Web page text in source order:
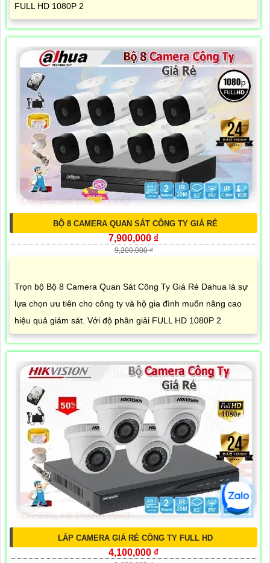
FULL HD 1080P 2
BỘ 8 CAMERA QUAN SÁT CÔNG TY GIÁ RẺ
7,900,000 ₫
9,200,000 ₫
Trọn bộ Bộ 8 Camera Quan Sát Công Ty Giá Rẻ Dahua là sự
lựa chọn ưu tiên cho công ty và hộ gia đình muốn nâng cao
hiệu quả giám sát. Với độ phân giải FULL HD 1080P 2
LẮP CAMERA GIÁ RẺ CÔNG TY FULL HD
4,100,000 ₫